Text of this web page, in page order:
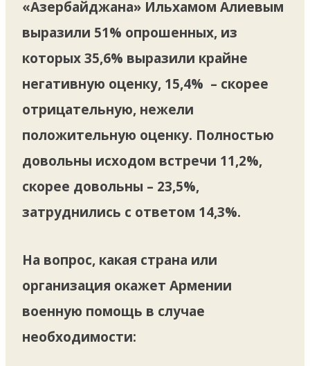
«Азербайджана» Ильхамом Алиевым
выразили 51% опрошенных, из
которых 35,6% выразили крайне
негативную оценку, 15,4% – скорее
отрицательную, нежели
положительную оценку. Полностью
довольны исходом встречи 11,2%,
скорее довольны – 23,5%,
затруднились с ответом 14,3%.
На вопрос, какая страна или
организация окажет Армении
военную помощь в случае
необходимости: